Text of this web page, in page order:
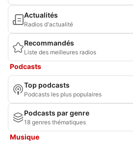
Actualités
Radios d'actualité
Recommandés
Liste des meilleures radios
Podcasts
Top podcasts
Podcasts les plus populaires
Podcasts par genre
18 genres thématiques
Musique